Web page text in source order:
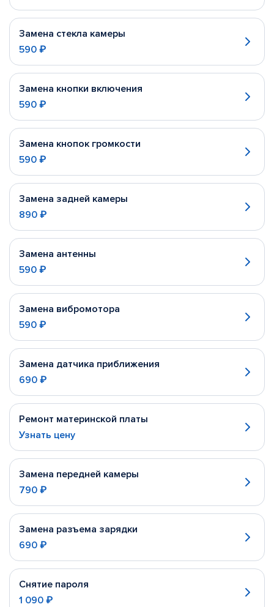
Замена стекла камеры
590 ₽
Замена кнопки включения
590 ₽
Замена кнопок громкости
590 ₽
Замена задней камеры
890 ₽
Замена антенны
590 ₽
Замена вибромотора
590 ₽
Замена датчика приближения
690 ₽
Ремонт материнской платы
Узнать цену
Замена передней камеры
790 ₽
Замена разъема зарядки
690 ₽
Снятие пароля
1 090 ₽